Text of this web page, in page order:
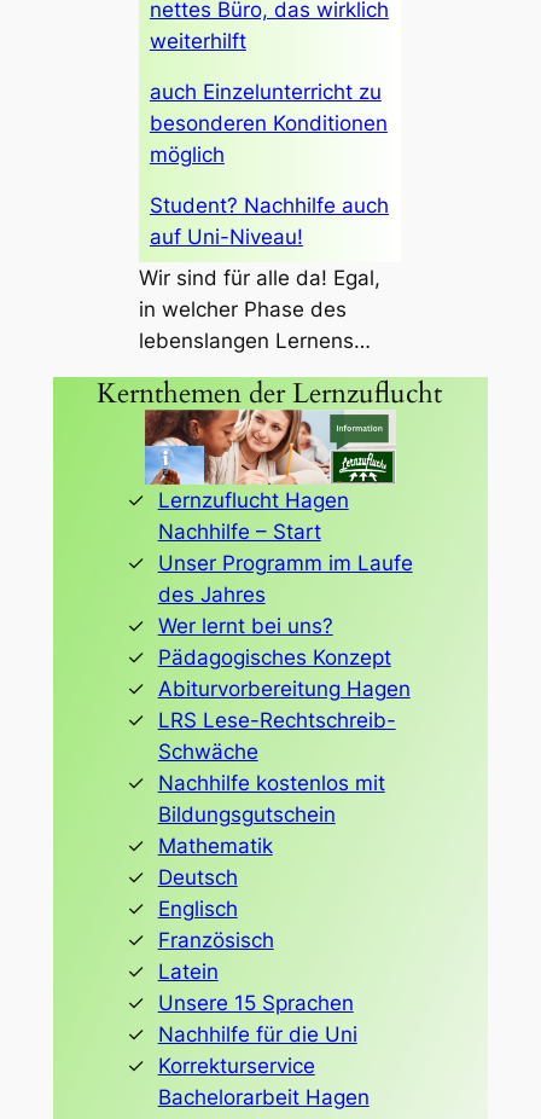
nettes Büro, das wirklich
weiterhilft
auch Einzelunterricht zu
besonderen Konditionen
möglich
Student? Nachhilfe auch
auf Uni-Niveau!
Wir sind für alle da! Egal,
in welcher Phase des
lebenslangen Lernens…
Kernthemen der Lernzuflucht
Lernzuflucht Hagen
Nachhilfe – Start
Unser Programm im Laufe
des Jahres
Wer lernt bei uns?
Pädagogisches Konzept
Abiturvorbereitung Hagen
LRS Lese-Rechtschreib-
Schwäche
Nachhilfe kostenlos mit
Bildungsgutschein
Mathematik
Deutsch
Englisch
Französisch
Latein
Unsere 15 Sprachen
Nachhilfe für die Uni
Korrekturservice
Bachelorarbeit Hagen